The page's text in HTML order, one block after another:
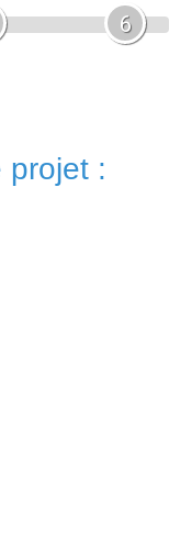
6
projet :